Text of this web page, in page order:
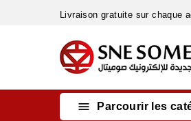
Livraison gratuite sur
 Parcourir les